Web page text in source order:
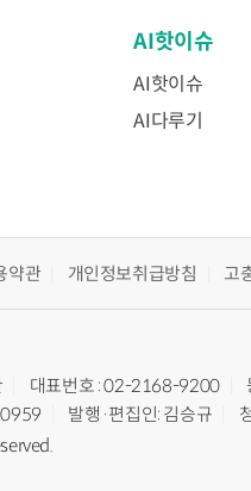
AI핫이슈
AI핫이슈
AI다루기
약관 개인정보취급방침 고
대표번호 : 02-2168-9200
발행·편집인: 김승규